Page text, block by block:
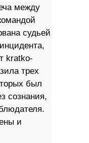
между
судьей
kratko-
трех
был
сознания,
и